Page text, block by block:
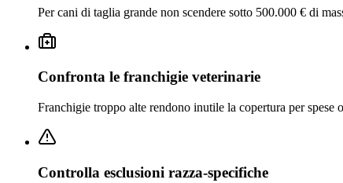
Per cani di taglia grande non scendere sotto 500.000 € di
Confronta le franchigie veterinarie
Franchigie troppo alte rendono inutile la copertura per spese
Controlla esclusioni razza-specifiche